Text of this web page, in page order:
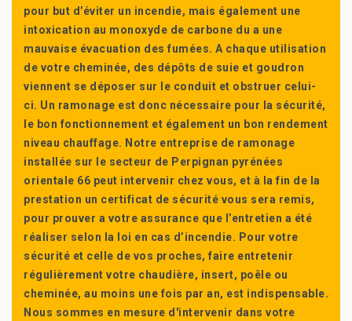
pour but d’éviter un incendie, mais également une
intoxication au monoxyde de carbone du a une
mauvaise évacuation des fumées. A chaque utilisation
de votre cheminée, des dépôts de suie et goudron
viennent se déposer sur le conduit et obstruer celui-
ci. Un ramonage est donc nécessaire pour la sécurité,
le bon fonctionnement et également un bon rendement
niveau chauffage. Notre entreprise de ramonage
installée sur le secteur de Perpignan pyrénées
orientale 66 peut intervenir chez vous, et à la fin de la
prestation un certificat de sécurité vous sera remis,
pour prouver a votre assurance que l’entretien a été
réaliser selon la loi en cas d’incendie. Pour votre
sécurité et celle de vos proches, faire entretenir
régulièrement votre chaudière, insert, poêle ou
cheminée, au moins une fois par an, est indispensable.
Nous sommes en mesure d'intervenir dans votre